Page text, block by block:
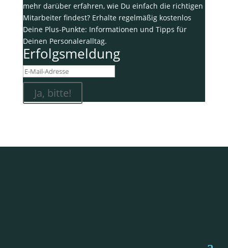
mehr darüber erfahren, wie Du einfach die richtigen
Mitarbeiter findest? Erhalte regelmäßig kostenlos
Deine Plus-Punkte: Informationen und Tipps für
Deinen Personaleralltag.
Erfolgsmeldung
Ja, bitte!